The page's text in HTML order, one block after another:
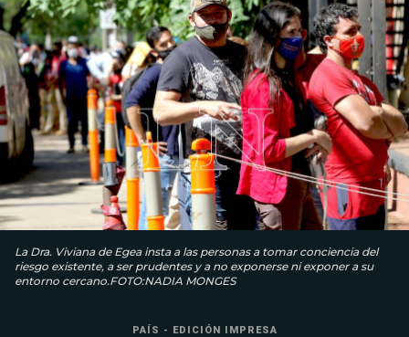
La Dra. Viviana de Egea insta a las personas a tomar conciencia del
riesgo existente, a ser prudentes y a no exponerse ni exponer a su
entorno cercano.FOTO:NADIA MONGES
PAÍS - EDICIÓN IMPRESA